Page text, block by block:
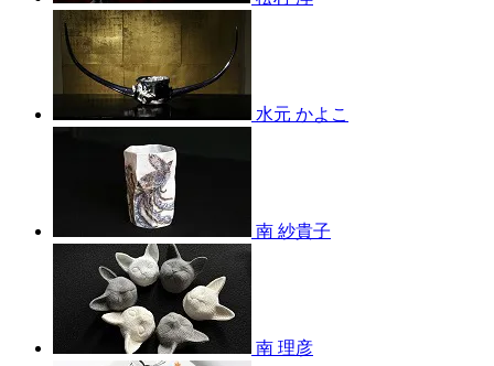
水元 かよこ
南 紗貴子
南 理彦